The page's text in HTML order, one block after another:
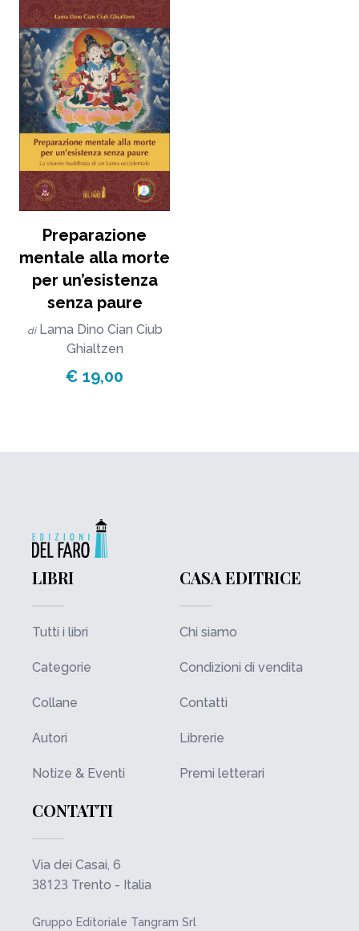
Preparazione
mentale alla morte
per un’esistenza
senza paure
di Lama Dino Cian Ciub
Ghialtzen
€ 19,00
LIBRI
Tutti i libri
Categorie
Collane
Autori
Notize & Eventi
CASA EDITRICE
Chi siamo
Condizioni di vendita
Contatti
Librerie
Premi letterari
CONTATTI
Via dei Casai, 6
38123 Trento - Italia
Gruppo Editoriale Tangram Srl